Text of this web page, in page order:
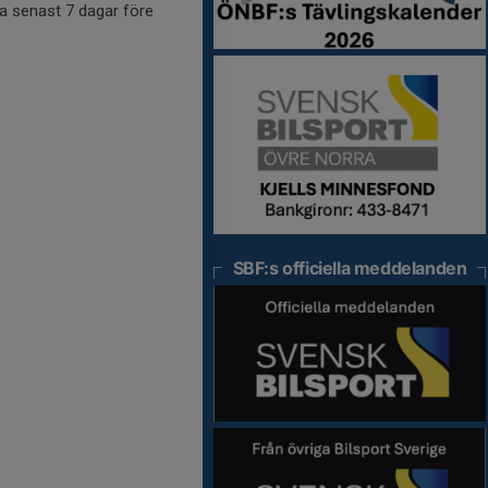
senast 7 dagar före
SBF:s officiella meddelanden